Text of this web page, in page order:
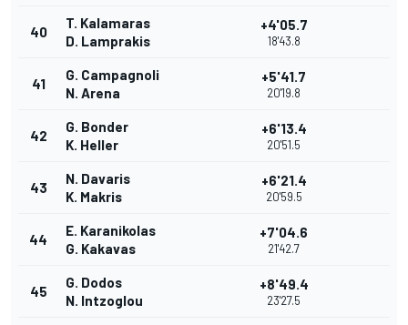
40
T. Kalamaras
D. Lamprakis
+4'05.7
18'43.8
41
G. Campagnoli
N. Arena
+5'41.7
20'19.8
42
G. Bonder
K. Heller
+6'13.4
20'51.5
43
N. Davaris
K. Makris
+6'21.4
20'59.5
44
E. Karanikolas
G. Kakavas
+7'04.6
21'42.7
45
G. Dodos
N. Intzoglou
+8'49.4
23'27.5